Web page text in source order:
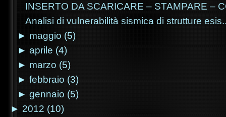
INSERTO DA SCARICARE – STAMPARE –
Analisi di vulnerabilità sismica di strutture
► maggio (5)
►aprile (4)
► marzo (5)
►febbraio (3)
►gennaio (5)
► 2012 (10)